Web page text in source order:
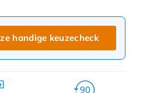
handige keuzecheck